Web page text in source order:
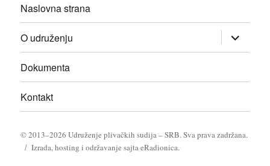
Naslovna strana
O udruženju proširi
izbornik
dete
Dokumenta
Kontakt
© 2013–2026Udruženje plivačkih sudija – SRB. Sva prava zadržana.
Izrada, hosting i održavanje sajta eRadionica.